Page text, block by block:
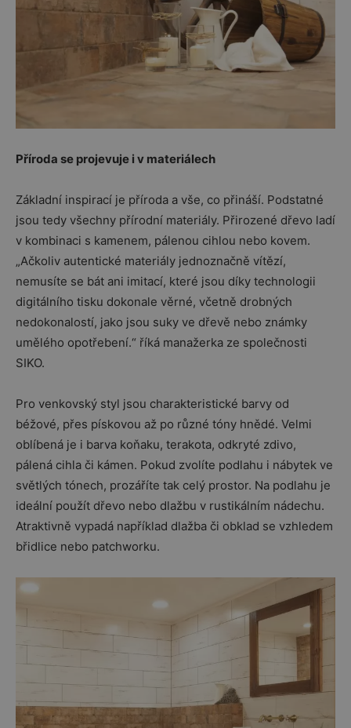
Příroda se projevuje i v materiálech
Základní inspirací je příroda a vše, co přináší. Podstatné
jsou tedy všechny přírodní materiály. Přirozené dřevo ladí
v kombinaci s kamenem, pálenou cihlou nebo kovem.
„Ačkoliv autentické materiály jednoznačně vítězí,
nemusíte se bát ani imitací, které jsou díky technologii
digitálního tisku dokonale věrné, včetně drobných
nedokonalostí, jako jsou suky ve dřevě nebo známky
umělého opotřebení.“ říká manažerka ze společnosti
SIKO.
Pro venkovský styl jsou charakteristické barvy od
béžové, přes pískovou až po různé tóny hnědé. Velmi
oblíbená je i barva koňaku, terakota, odkryté zdivo,
pálená cihla či kámen. Pokud zvolíte podlahu i nábytek ve
světlých tónech, prozáříte tak celý prostor. Na podlahu je
ideální použít dřevo nebo dlažbu v rustikálním nádechu.
Atraktivně vypadá například dlažba či obklad se vzhledem
břidlice nebo patchworku.